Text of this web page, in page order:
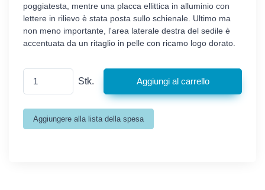
poggiatesta, mentre una placca ellittica in alluminio con
lettere in rilievo è stata posta sullo schienale. Ultimo ma
non meno importante, l'area laterale destra del sedile è
accentuata da un ritaglio in pelle con ricamo logo dorato.
Stk.